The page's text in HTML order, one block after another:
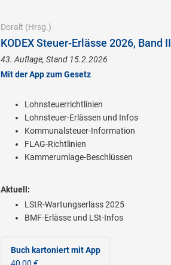
Doralt (Hrsg.)
KODEX Steuer-Erlässe 2026, Band II
43. Auflage, Stand 15.2.2026
Mit der App zum Gesetz
Lohnsteuerrichtlinien
Lohnsteuer-Erlässen und Infos
Kommunalsteuer-Information
FLAG-Richtlinien
Kammerumlage-Beschlüssen
Aktuell:
LStR-Wartungserlass 2025
BMF-Erlässe und LSt-Infos
Buch kartoniertmit App